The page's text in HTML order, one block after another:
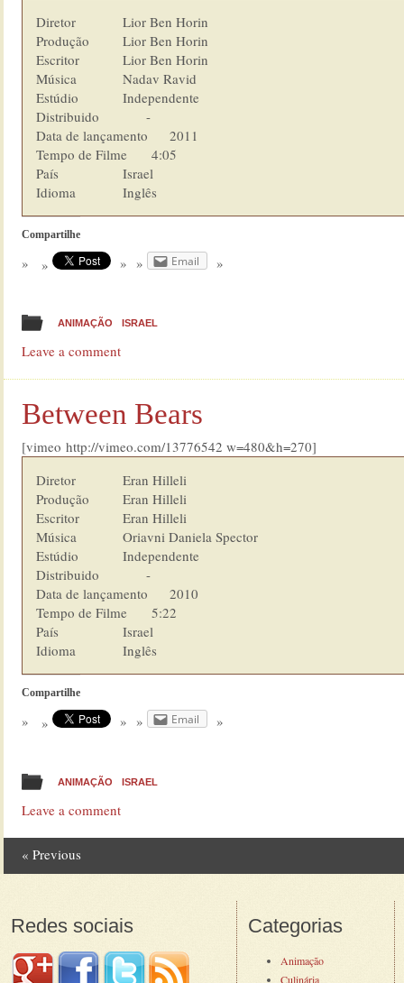
Diretor         	Lior Ben Horin
Produção        	Lior Ben Horin
Escritor        	Lior Ben Horin
Música          	Nadav Ravid
Estúdio  	        Independente
Distribuido             -
Data de lançamento      2011
Tempo de Filme    	4:05
País            	Israel
Idioma  	        Inglês
Compartilhe
Email
ANIMAÇÃO ISRAEL
Leave a comment
Between Bears
[vimeo http://vimeo.com/13776542 w=480&h=270]
Diretor         	Eran Hilleli
Produção        	Eran Hilleli
Escritor        	Eran Hilleli
Música          	Oriavni Daniela Spector
Estúdio  	        Independente
Distribuido             -
Data de lançamento      2010
Tempo de Filme    	5:22
País            	Israel
Idioma  	        Inglês
Compartilhe
Email
ANIMAÇÃO ISRAEL
Leave a comment
Post navigation
« Previous
Redes sociais Categorias
Animação
Culinária